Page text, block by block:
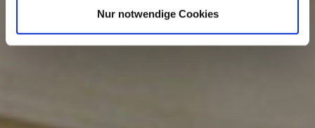
Nur notwendige Cookies